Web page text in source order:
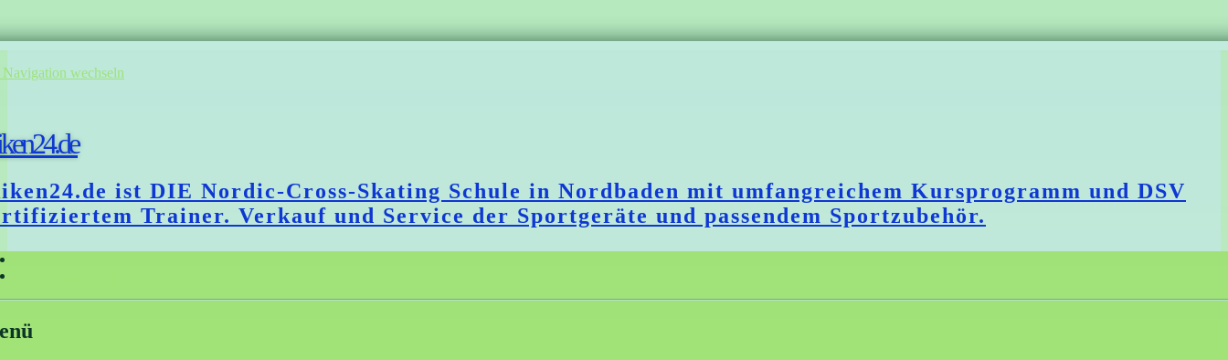
wechseln
ist DIE Nordic-Cross-Skating Schule in Nordbaden mit umfangreichem Kursprogramm und DSV
Trainer. Verkauf und Service der Sportgeräte und passendem Sportzubehör.